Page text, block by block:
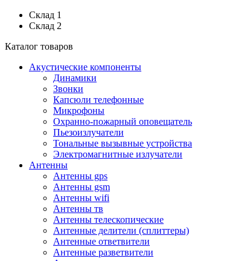
Склад 1
Склад 2
Каталог товаров
Акустические компоненты
Динамики
Звонки
Капсюли телефонные
Микрофоны
Охранно-пожарный оповещатель
Пьезоизлучатели
Тональные вызывные устройства
Электромагнитные излучатели
Антенны
Антенны gps
Антенны gsm
Антенны wifi
Антенны тв
Антенны телескопические
Антенные делители (сплиттеры)
Антенные ответвители
Антенные разветвители